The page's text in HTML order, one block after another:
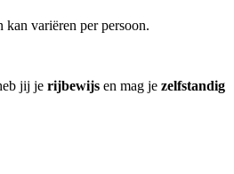
variëren per persoon.
jij je rijbewijs en mag je zelfstandig